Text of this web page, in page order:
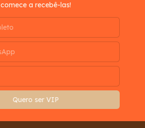
comece a recebê-las!